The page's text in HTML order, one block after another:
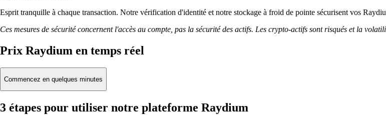
Esprit tranquille à chaque transaction. Notre vérification d'identité et notre stockage à froid de pointe sécurisent vos
Ces mesures de sécurité concernent l'accès au compte, pas la sécurité des actifs. Les crypto-actifs sont risqués et la
Prix Raydium en temps réel
Commencez en quelques minutes
3 étapes pour utiliser notre plateforme Raydium